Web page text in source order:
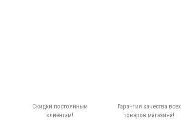
Скидки постоянным
клиентам!
Гарантия качества всех
товаров магазина!